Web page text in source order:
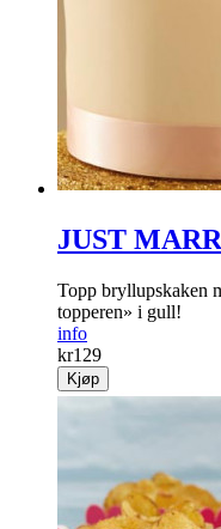
JUST
Topp bryllupskaken
topperen» i gull!
info
kr129
Kjøp